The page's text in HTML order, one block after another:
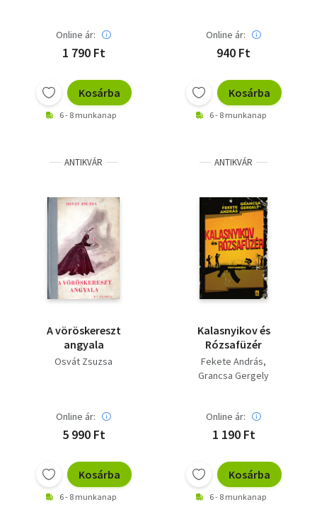
Online ár:
1 790 Ft
Kosárba
6 - 8 munkanap
Online ár:
940 Ft
Kosárba
6 - 8 munkanap
ANTIKVÁR
A vöröskereszt
angyala
Osvát Zsuzsa
Online ár:
5 990 Ft
Kosárba
6 - 8 munkanap
ANTIKVÁR
Kalasnyikov és
Rózsafüzér
Fekete András
Grancsa Gergely
Online ár:
1 190 Ft
Kosárba
6 - 8 munkanap